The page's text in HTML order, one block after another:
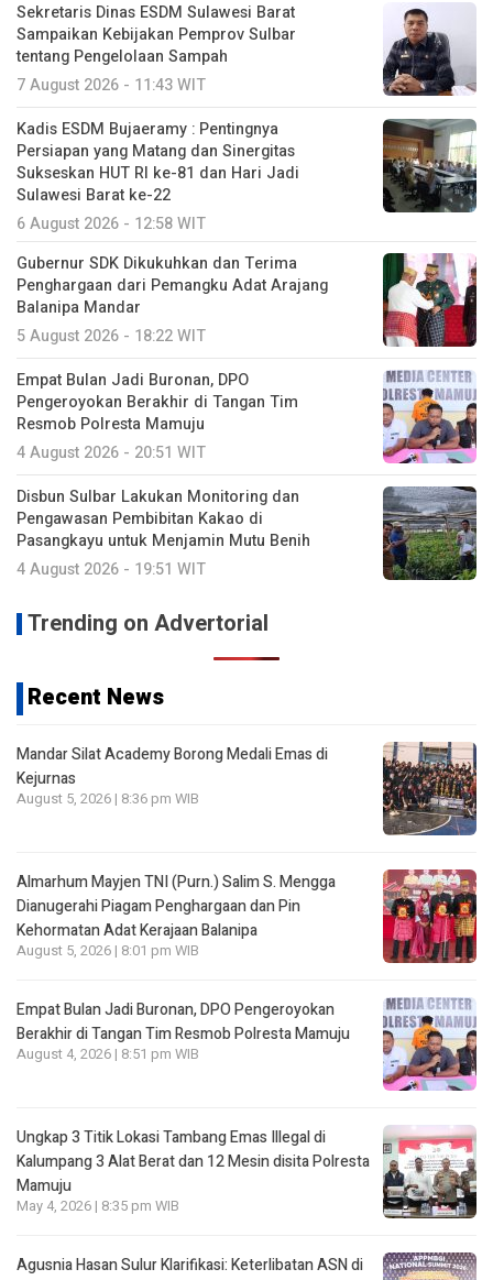
Sekretaris Dinas ESDM Sulawesi Barat
Sampaikan Kebijakan Pemprov Sulbar
tentang Pengelolaan Sampah
7 August 2026 - 11:43 WIT
Kadis ESDM Bujaeramy : Pentingnya
Persiapan yang Matang dan Sinergitas
Sukseskan HUT RI ke-81 dan Hari Jadi
Sulawesi Barat ke-22
6 August 2026 - 12:58 WIT
Gubernur SDK Dikukuhkan dan Terima
Penghargaan dari Pemangku Adat Arajang
Balanipa Mandar
5 August 2026 - 18:22 WIT
Empat Bulan Jadi Buronan, DPO
Pengeroyokan Berakhir di Tangan Tim
Resmob Polresta Mamuju
4 August 2026 - 20:51 WIT
Disbun Sulbar Lakukan Monitoring dan
Pengawasan Pembibitan Kakao di
Pasangkayu untuk Menjamin Mutu Benih
4 August 2026 - 19:51 WIT
Trending on Advertorial
Recent News
Mandar Silat Academy Borong Medali Emas di
Kejurnas
August 5, 2026 | 8:36 pm WIB
Almarhum Mayjen TNI (Purn.) Salim S. Mengga
Dianugerahi Piagam Penghargaan dan Pin
Kehormatan Adat Kerajaan Balanipa
August 5, 2026 | 8:01 pm WIB
Empat Bulan Jadi Buronan, DPO Pengeroyokan
Berakhir di Tangan Tim Resmob Polresta Mamuju
August 4, 2026 | 8:51 pm WIB
Ungkap 3 Titik Lokasi Tambang Emas Illegal di
Kalumpang 3 Alat Berat dan 12 Mesin disita Polresta
Mamuju
May 4, 2026 | 8:35 pm WIB
Agusnia Hasan Sulur Klarifikasi: Keterlibatan ASN di